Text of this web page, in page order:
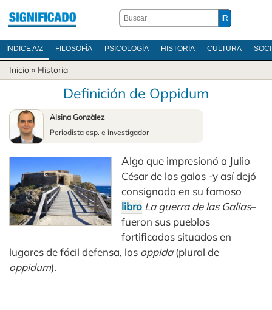
ÍNDICE A/Z FILOSOFÍA PSICOLOGÍA HISTORIA CULTURA
Inicio » Historia
Definición de Oppidum
Alsina Gonzàlez
Periodista esp. e investigador
Algo que impresionó a Julio
César de los galos -y así dejó
consignado en su famoso
libro La guerra de las Galias–
fueron sus pueblos
fortificados situados en
lugares de fácil defensa, los oppida(plural de
oppidum).